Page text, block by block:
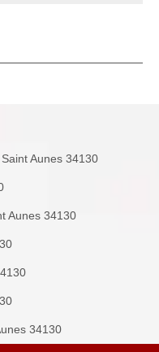
Aunes 34130
Aunes 34130
34130